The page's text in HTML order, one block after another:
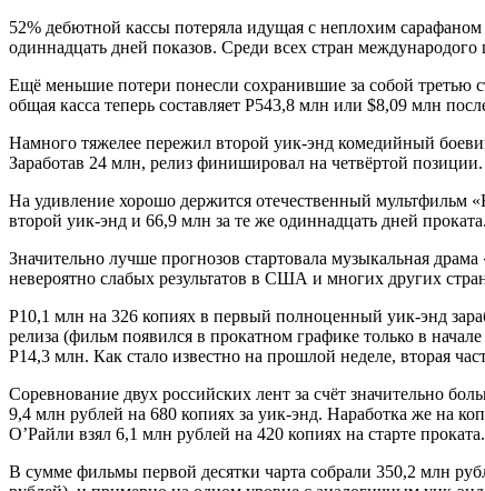
52% дебютной кассы потеряла идущая с неплохим
одиннадцать дней показов. Среди всех стран международого
Ещё меньшие потери понесли сохранившие за собой
общая касса теперь составляет Р543,8 млн или $8,09 млн
Намного тяжелее пережил второй уик-энд комедийный
Заработав 24 млн, релиз финишировал на четвёртой
На удивление хорошо держится отечественный мультфильм
второй уик-энд и 66,9 млн за те же одиннадцать дней
Значительно лучше прогнозов стартовала музыкальная
невероятно слабых результатов в США и многих других
Р10,1 млн на 326 копиях в первый полноценный уик-энд
релиза (фильм появился в прокатном графике только в
Р14,3 млн. Как стало известно на прошлой неделе, вторая
Соревнование двух российских лент за счёт значительно
9,4 млн рублей на 680 копиях за уик-энд. Наработка же на
О’Райли взял 6,1 млн рублей на 420 копиях на старте
В сумме фильмы первой десятки чарта собрали 350,2 млн